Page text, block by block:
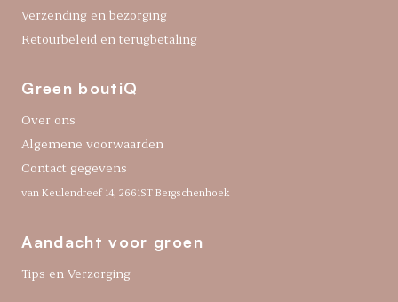
Verzending en bezorging
Retourbeleid en terugbetaling
Green boutiQ
Over ons
Algemene voorwaarden
Contact gegevens
van Keulendreef 14, 2661ST Bergschenhoek
Aandacht voor groen
Tips en Verzorging